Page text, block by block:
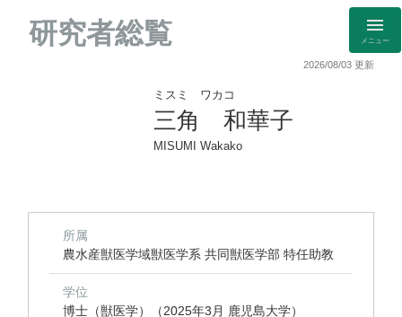
研究者総覧 メニュー
2026/08/03 更新
ミスミ ワカコ
三角 和華子
MISUMI Wakako
所属
農水産獣医学域獣医学系 共同獣医学部 特任助教
学位
博士（獣医学）（2025年3月 鹿児島大学）